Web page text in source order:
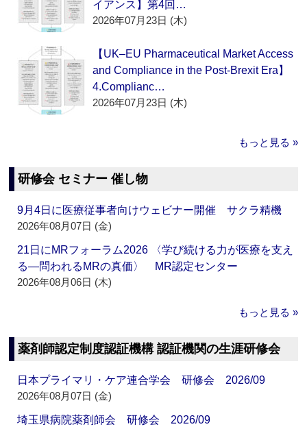
イアンス】第4回…
2026年07月23日 (木)
【UK–EU Pharmaceutical Market Access
and Compliance in the Post-Brexit Era】
4.Complianc…
2026年07月23日 (木)
もっと見る »
研修会 セミナー 催し物
9月4日に医療従事者向けウェビナー開催 サクラ精機
2026年08月07日 (金)
21日にMRフォーラム2026 〈学び続ける力が医療を支え
る―問われるMRの真価〉 MR認定センター
2026年08月06日 (木)
もっと見る »
薬剤師認定制度認証機構 認証機関の生涯研修会
日本プライマリ・ケア連合学会 研修会 2026/09
2026年08月07日 (金)
埼玉県病院薬剤師会 研修会 2026/09